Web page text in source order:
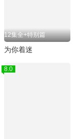
12集全+特别篇
为你着迷
8.0